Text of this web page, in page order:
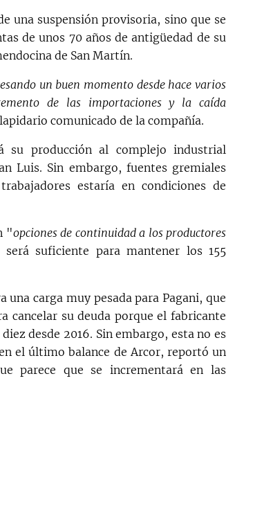
una suspensión provisoria, sino que se
de unos 70 años de antigüedad de su
de San Martín.
un buen momento desde hace varios
de las importaciones y la caída
comunicado de la compañía.
su producción al complejo industrial
Luis. Sin embargo, fuentes gremiales
estaría en condiciones de
"opciones de continuidad a los productores
suficiente para mantener los 155
carga muy pesada para Pagani, que
cancelar su deuda porque el fabricante
desde 2016. Sin embargo, esta no es
el último balance de Arcor, reportó un
parece que se incrementará en las